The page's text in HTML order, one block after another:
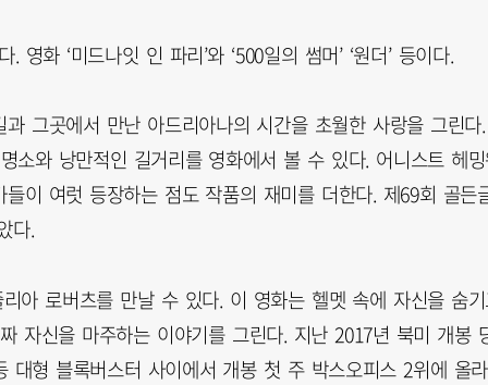
화 ‘미드나잇 인 파리’와 ‘500일의 썸머’ ‘원더’ 등이다.
그곳에서 만난 아드리아나의 시간을 초월한 사랑을 그린다.
와 낭만적인 길거리를 영화에서 볼 수 있다. 어니스트 헤
이 여럿 등장하는 점도 작품의 재미를 더한다. 제69회 골든
다.
아 로버츠를 만날 수 있다. 이 영화는 헬멧 속에 자신을 숨
자신을 마주하는 이야기를 그린다. 지난 2017년 북미 개봉
대형 블록버스터 사이에서 개봉 첫 주 박스오피스 2위에 올라